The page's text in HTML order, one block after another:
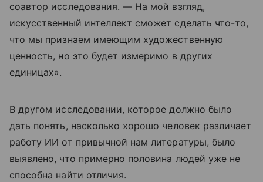
соавтор исследования. — На мой взгляд,
искусственный интеллект сможет сделать что-то,
что мы признаем имеющим художественную
ценность, но это будет измеримо в других
единицах».
В другом исследовании, которое должно было
дать понять, насколько хорошо человек различает
работу ИИ от привычной нам литературы, было
выявлено, что примерно половина людей уже не
способна найти отличия.